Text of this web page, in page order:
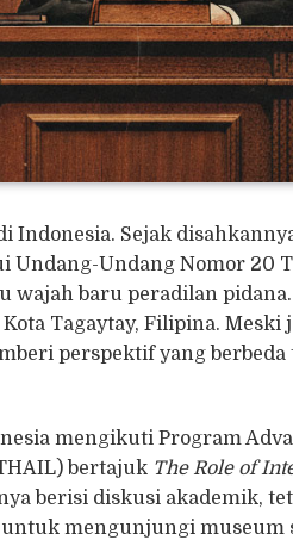
Sejak
Undang-Undang Nomor 20
wajah baru peradilan
Tagaytay, Filipina. Meski
perspektif yang berbeda
mengikuti Program
bertajuk The Role of
berisi diskusi akademik,
mengunjungi museum